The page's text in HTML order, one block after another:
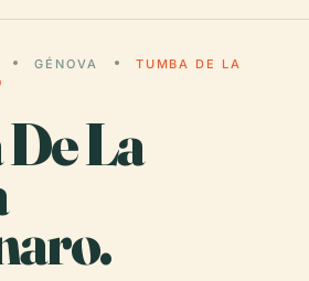
GÉNOVA
TUMBA DE LA
La